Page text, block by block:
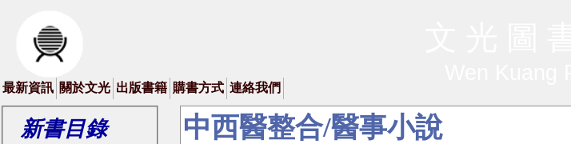
最新資訊 關於文光 出版書籍 購書方式 連絡我們
新書目錄 中西醫整合/醫事小說